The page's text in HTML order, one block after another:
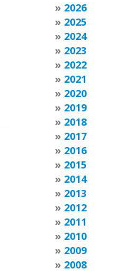
2026
2025
2024
2023
2022
2021
2020
2019
2018
2017
2016
2015
2014
2013
2012
2011
2010
2009
2008